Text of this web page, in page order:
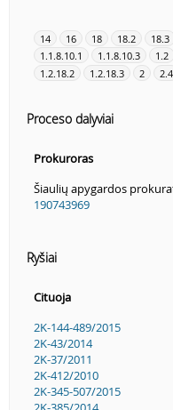
14 16 18 18.2 18.3
1.1.8.10.1
1.1.8.10.3 1.2
1.2.18.2
1.2.18.3 2 2.4
Proceso dalyviai
Prokuroras
Šiaulių apygardos
190743969
Ryšiai
Cituoja
2K-144-489/2015
2K-43/2014
2K-37/2011
2K-412/2010
2K-345-507/2015